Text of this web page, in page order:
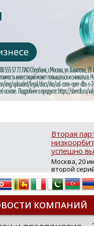
Вторая
успешно
Москва, 20
второй
аппаратов,
масштабной
интернет с
из
«Экономика
КОМПАНИЙ